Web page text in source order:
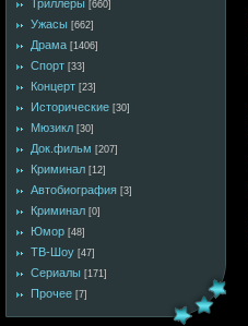
Триллеры [660]
Ужасы [662]
Драма [1406]
Спорт [33]
Концерт [23]
Исторические [30]
Мюзикл [30]
Док.фильм [207]
Криминал [12]
Автобиография [3]
Криминал [0]
Юмор [48]
ТВ-Шоу [47]
Сериалы [171]
Прочее [7]